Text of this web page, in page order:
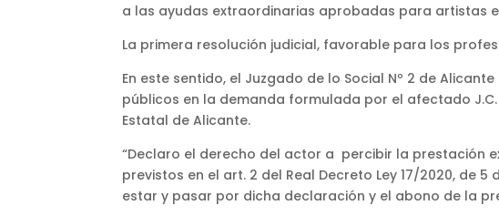
a las ayudas extraordinarias aprobadas para artistas
La primera resolución judicial, favorable para los
En este sentido, el Juzgado de lo Social Nº 2 de
públicos en la demanda formulada por el afectado J.C.
Estatal de Alicante.
“Declaro el derecho del actor a percibir la prestación
previstos en el art. 2 del Real Decreto Ley 17/2020, de
estar y pasar por dicha declaración y el abono de la